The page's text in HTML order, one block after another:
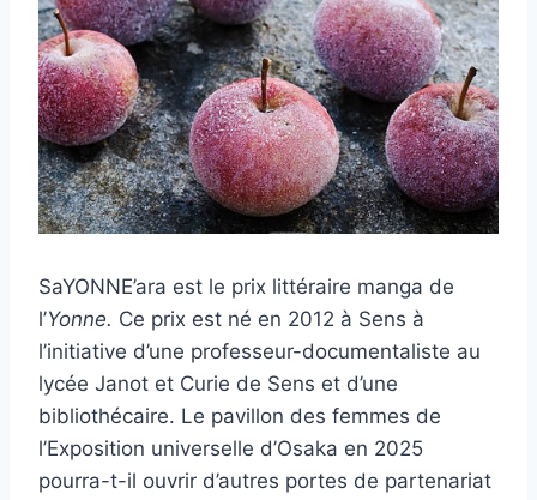
SaYONNE’ara est le prix littéraire manga de
l’Yonne. Ce prix est né en 2012 à Sens à
l’initiative d’une professeur-documentaliste au
lycée Janot et Curie de Sens et d’une
bibliothécaire. Le pavillon des femmes de
l’Exposition universelle d’Osaka en 2025
pourra-t-il ouvrir d’autres portes de partenariat